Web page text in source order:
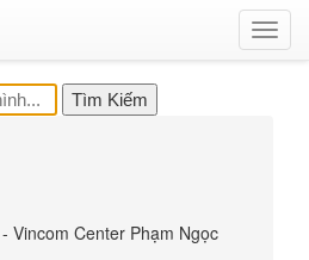
Vincom Center Phạm Ngọc